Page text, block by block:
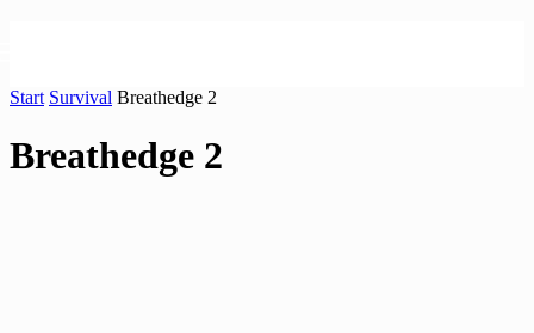
Start Survival Breathedge 2
Breathedge 2